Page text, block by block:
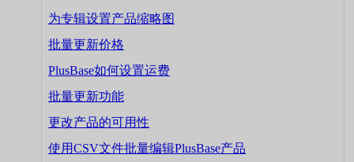
为专辑设置产品缩略图
批量更新价格
PlusBase如何设置运费
批量更新功能
更改产品的可用性
使用CSV文件批量编辑PlusBase产品